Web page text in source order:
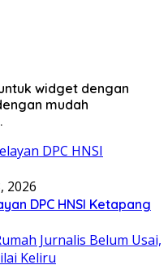
widget dengan
mudah
2026
DPC HNSI Ketapang